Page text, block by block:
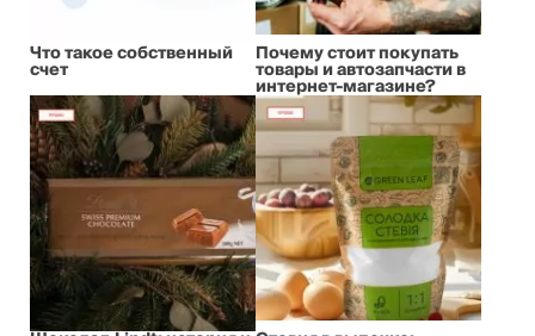
Что такое собственный
счет
Почему стоит покупать
товары и автозапчасти в
интернет-магазине?